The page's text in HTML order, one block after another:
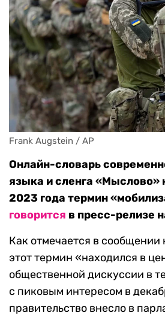
Frank Augstein / AP
Онлайн-словарь
языка и сленга «Мыслово»
2023 года термин
говорится в пресс-релизе
Как отмечается в сообщении
этот термин «находился в
общественной дискуссии в
с пиковым интересом в
правительство внесло в